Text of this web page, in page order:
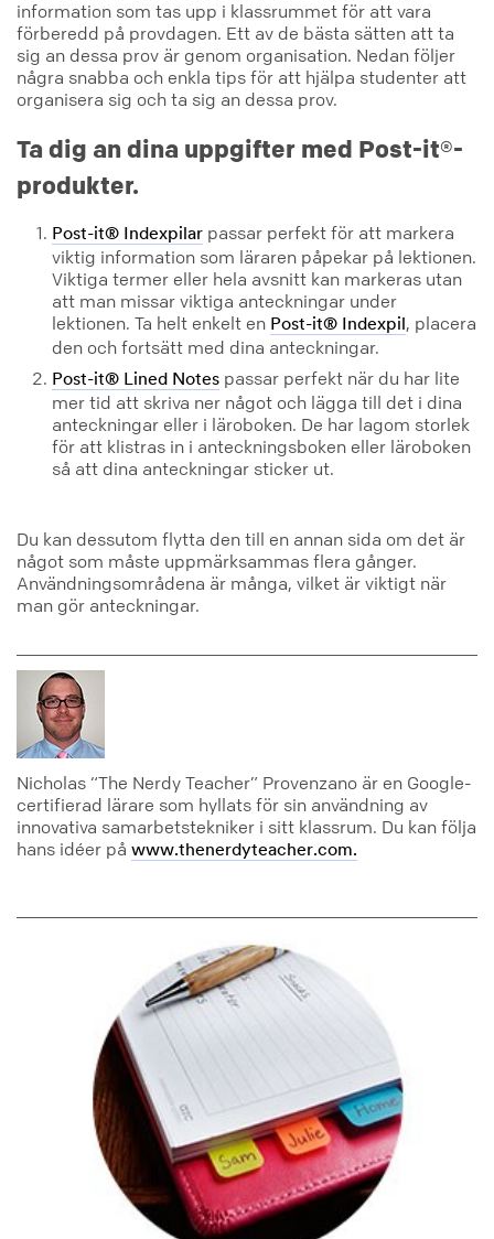
information som tas upp i klassrummet för att vara
förberedd på provdagen. Ett av de bästa sätten att ta
sig an dessa prov är genom organisation. Nedan följer
några snabba och enkla tips för att hjälpa studenter att
organisera sig och ta sig an dessa prov.
Ta dig an dina uppgifter med Post-it®-
produkter.
Post-it® Indexpilar passar perfekt för att markera
viktig information som läraren påpekar på lektionen.
Viktiga termer eller hela avsnitt kan markeras utan
att man missar viktiga anteckningar under
lektionen. Ta helt enkelt en Post-it® Indexpil, placera
den och fortsätt med dina anteckningar.
Post-it® Lined Notes passar perfekt när du har lite
mer tid att skriva ner något och lägga till det i dina
anteckningar eller i läroboken. De har lagom storlek
för att klistras in i anteckningsboken eller läroboken
så att dina anteckningar sticker ut.
Du kan dessutom flytta den till en annan sida om det är
något som måste uppmärksammas flera gånger.
Användningsområdena är många, vilket är viktigt när
man gör anteckningar.
Nicholas “The Nerdy Teacher” Provenzano är en Google-
certifierad lärare som hyllats för sin användning av
innovativa samarbetstekniker i sitt klassrum. Du kan följa
hans idéer på www.thenerdyteacher.com.